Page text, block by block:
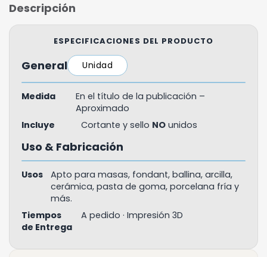
Descripción
ESPECIFICACIONES DEL PRODUCTO
General Unidad
Medida
En el título de la publicación –
Aproximado
Incluye
Cortante y sello NO unidos
Uso & Fabricación
Usos
Apto para masas, fondant, ballina, arcilla,
cerámica, pasta de goma, porcelana fría y
más.
Tiempos
de Entrega
A pedido · Impresión 3D